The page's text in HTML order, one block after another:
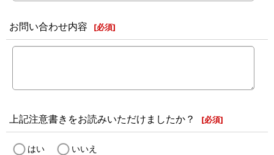
お問い合わせ内容 [必須]
上記注意書きをお読みいただけましたか？ [必須]
はい いいえ